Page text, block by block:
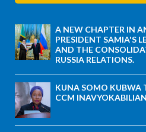
A NEW CHAPTER IN
PRESIDENT SAMIA'S
AND THE
RUSSIA RELATIONS.
KUNA SOMO KUBWA
CCM